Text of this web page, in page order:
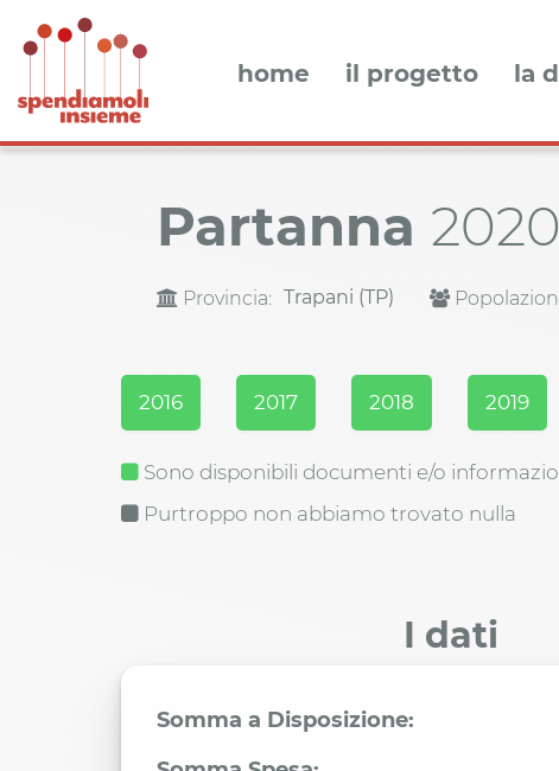
home il progetto la
Partanna 2020
Provincia: Trapani (TP)
2016 2017 2018 2019
Sono disponibili documenti e/o
Purtroppo non abbiamo trovato nulla
I dati
Somma a Disposizione: